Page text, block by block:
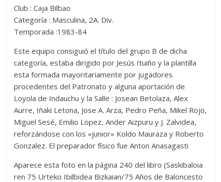
Club : Caja Bilbao
Categoría : Masculina, 2A. Div.
Temporada :1983-84
Este equipo consiguió el título del grupo B de dicha
categoría, estaba dirigido por Jesús Ituiño y la plantilla
esta formada mayoritariamente por jugadores
procedentes del Patronato y alguna aportación de
Loyola de Indauchu y la Salle : Josean Betolaza, Alex
Aurre, Iñaki Letona, Jose A. Arza, Pedro Peña, Mikel Rojo,
Miguel Sesé, Emilio Lopez, Ander Aizpuru y J. Zalvidea,
reforzándose con los «junior» Koldo Mauraza y Roberto
Gonzalez. El preparador físico fue Anton Anasagasti
Aparece esta foto en la página 240 del libro (Saskibaloia
ren 75 Urteko Ibilbidea Bizkaian/75 Años de Baloncesto